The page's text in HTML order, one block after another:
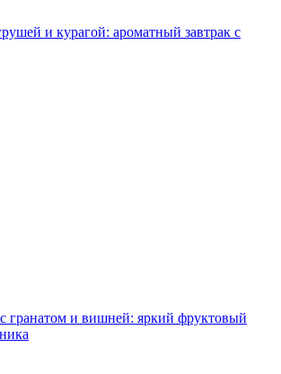
и курагой: ароматный завтрак с
гранатом и вишней: яркий фруктовый